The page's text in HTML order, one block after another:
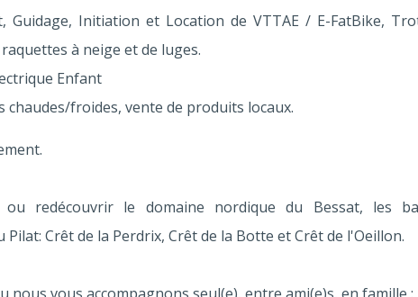
Guidage, Initiation et Location de VTTAE / E-FatBike,
à neige et de luges.
Enfant
chaudes/froides, vente de produits locaux.
ou redécouvrir le domaine nordique du Bessat, les
Pilat: Crêt de la Perdrix, Crêt de la Botte et Crêt de l'Oeillon.